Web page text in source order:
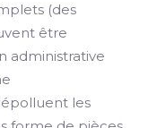
(des
être
administrative
les